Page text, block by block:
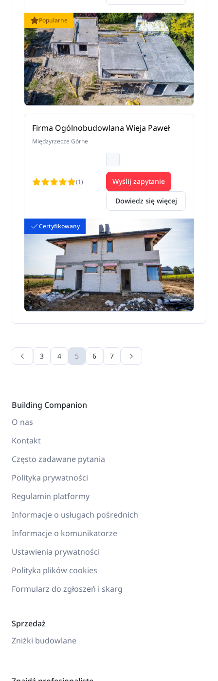
Popularne
Certyfikowany
Firma Ogólnobudowlana Wieja Paweł
Międzyrzecze Górne
(1)
Dowiedz się więcej
Wyślij zapytanie
3 4 5 6 7
Building Companion
O nas
Kontakt
Często zadawane pytania
Polityka prywatności
Regulamin platformy
Informacje o usługach pośrednich
Informacje o komunikatorze
Ustawienia prywatności
Polityka plików cookies
Formularz do zgłoszeń i skarg
Sprzedaż
Zniżki budowlane